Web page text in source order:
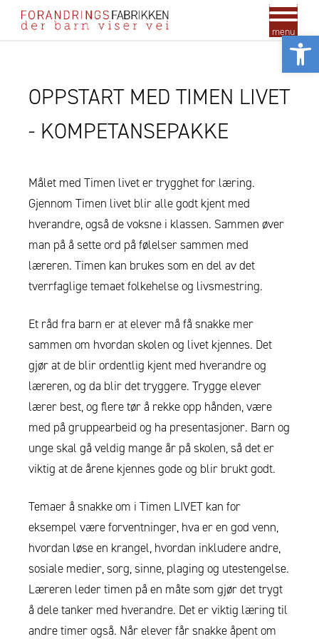
menu
OPPSTART MED TIMEN LIVET
- KOMPETANSEPAKKE
Målet med Timen livet er trygghet for læring.
Gjennom Timen livet blir alle godt kjent med
hverandre, også de voksne i klassen. Sammen øver
man på å sette ord på følelser sammen med
læreren. Timen kan brukes som en del av det
tverrfaglige temaet folkehelse og livsmestring.
Et råd fra barn er at elever må få snakke mer
sammen om hvordan skolen og livet kjennes. Det
gjør at de blir ordentlig kjent med hverandre og
læreren, og da blir det tryggere. Trygge elever
lærer best, og flere tør å rekke opp hånden, være
med på gruppearbeid og ha presentasjoner. Barn og
unge skal gå veldig mange år på skolen, så det er
viktig at de årene kjennes gode og blir brukt godt.
Temaer å snakke om i Timen LIVET kan for
eksempel være forventninger, hva er en god venn,
hvordan løse en krangel, hvordan inkludere andre,
sosiale medier, sorg, sinne, plaging og utestengelse.
Læreren leder timen på en måte som gjør det trygt
å dele tanker med hverandre. Det er viktig læring til
andre timer også. Når elever får snakke åpent om